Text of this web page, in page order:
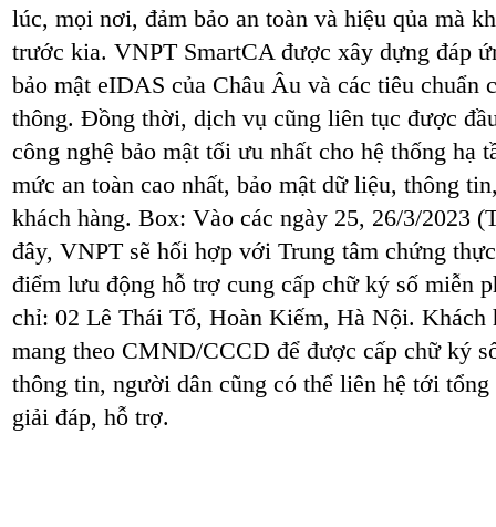
lúc, mọi nơi, đảm bảo an toàn và hiệu qủa mà
trước kia. VNPT SmartCA được xây dựng đáp
bảo mật eIDAS của Châu Âu và các tiêu chuẩn
thông. Đồng thời, dịch vụ cũng liên tục được
công nghệ bảo mật tối ưu nhất cho hệ thống hạ
mức an toàn cao nhất, bảo mật dữ liệu, thông
khách hàng. Box: Vào các ngày 25, 26/3/2023
đây, VNPT sẽ hối hợp với Trung tâm chứng
điểm lưu động hỗ trợ cung cấp chữ ký số miễn
chỉ: 02 Lê Thái Tổ, Hoàn Kiếm, Hà Nội. Khách
mang theo CMND/CCCD để được cấp chữ ký
thông tin, người dân cũng có thể liên hệ tới
giải đáp, hỗ trợ.